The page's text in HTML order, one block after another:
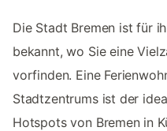
Die Stadt Bremen ist für
bekannt, wo Sie eine
vorfinden. Eine
Stadtzentrums ist der
Hotspots von Bremen in